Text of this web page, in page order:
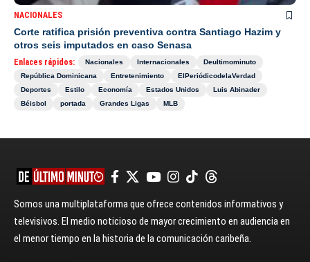
NACIONALES
Corte ratifica prisión preventiva contra Santiago Hazim y
otros seis imputados en caso Senasa
Enlaces rápidos: Nacionales Internacionales
Deultimominuto
República Dominicana
Entretenimiento
ElPeriódicodelaVerdad
Deportes
Estilo Economía Estados Unidos
Luis Abinader
Béisbol
portada Grandes Ligas MLB
Somos una multiplataforma que ofrece contenidos informativos y
televisivos. El medio noticioso de mayor crecimiento en audiencia en
el menor tiempo en la historia de la comunicación caribeña.